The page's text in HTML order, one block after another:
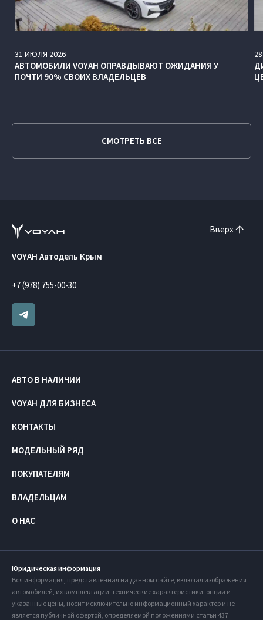
31 ИЮЛЯ 2026
АВТОМОБИЛИ VOYAH ОПРАВДЫВАЮТ ОЖИДАНИЯ У
ПОЧТИ 90% СВОИХ ВЛАДЕЛЬЦЕВ
28
СМОТРЕТЬ ВСЕ
Вверх
VOYAH Автодель Крым
+7 (978) 755-00-30
АВТО В НАЛИЧИИ
VOYAH ДЛЯ БИЗНЕСА
КОНТАКТЫ
МОДЕЛЬНЫЙ РЯД
ПОКУПАТЕЛЯМ
ВЛАДЕЛЬЦАМ
О НАС
Юридическая информация
Вся информация, представленная на данном сайте, включая изображения
автомобилей, их комплектации, технические характеристики, опции и
указанные цены, носит исключительно информационный характер и не
является публичной офертой, определяемой положениями статьи 437